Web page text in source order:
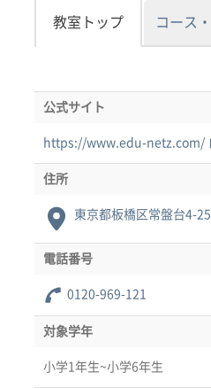
教室トップ コース
公式サイト
https://www.edu-netz.com/
住所
東京都板橋区常盤台4-
電話番号
0120-969-121
対象学年
小学1年生~小学6年生